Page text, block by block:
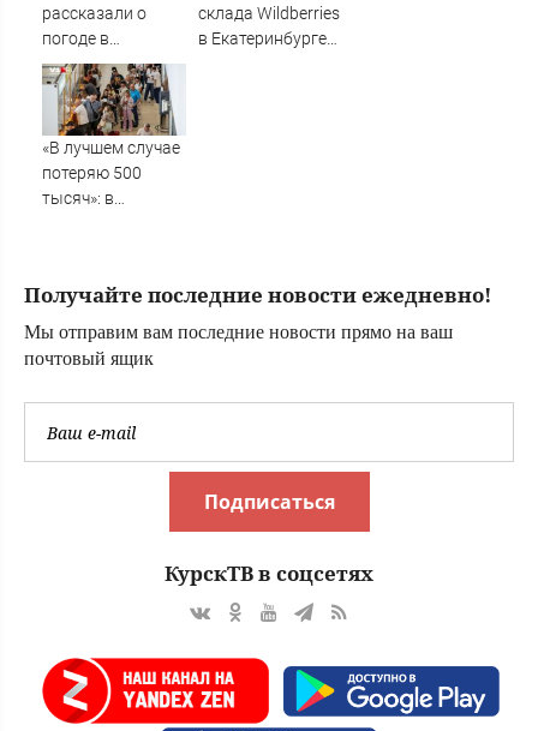
рассказали о
погоде в
Кировской
области на 7
августа
склада Wildberries
в Екатеринбурге
«В лучшем случае
потеряю 500
тысяч»: в
массовые
Получайте последние новости ежедневно!
Мы отправим вам последние новости прямо на ваш
почтовый ящик
Подписаться
КурскТВ в соцсетях